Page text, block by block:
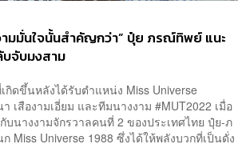
มมั่นใจนั้นสำคัญกว่า” ปุ๋ย ภรณ์ทิพย์ แนะ
บจับมงสาม
กิดขึ้นหลังได้รับตำแหน่ง Miss Universe
เสืองามเอี่ยม และทีมนางงาม #MUT2022 เมื่อ
บนางงามจักรวาลคนที่ 2 ของประเทศไทย ปุ๋ย-ภ
Miss Universe 1988 ซึ่งได้ให้พลังบวกที่เป็นดั่ง